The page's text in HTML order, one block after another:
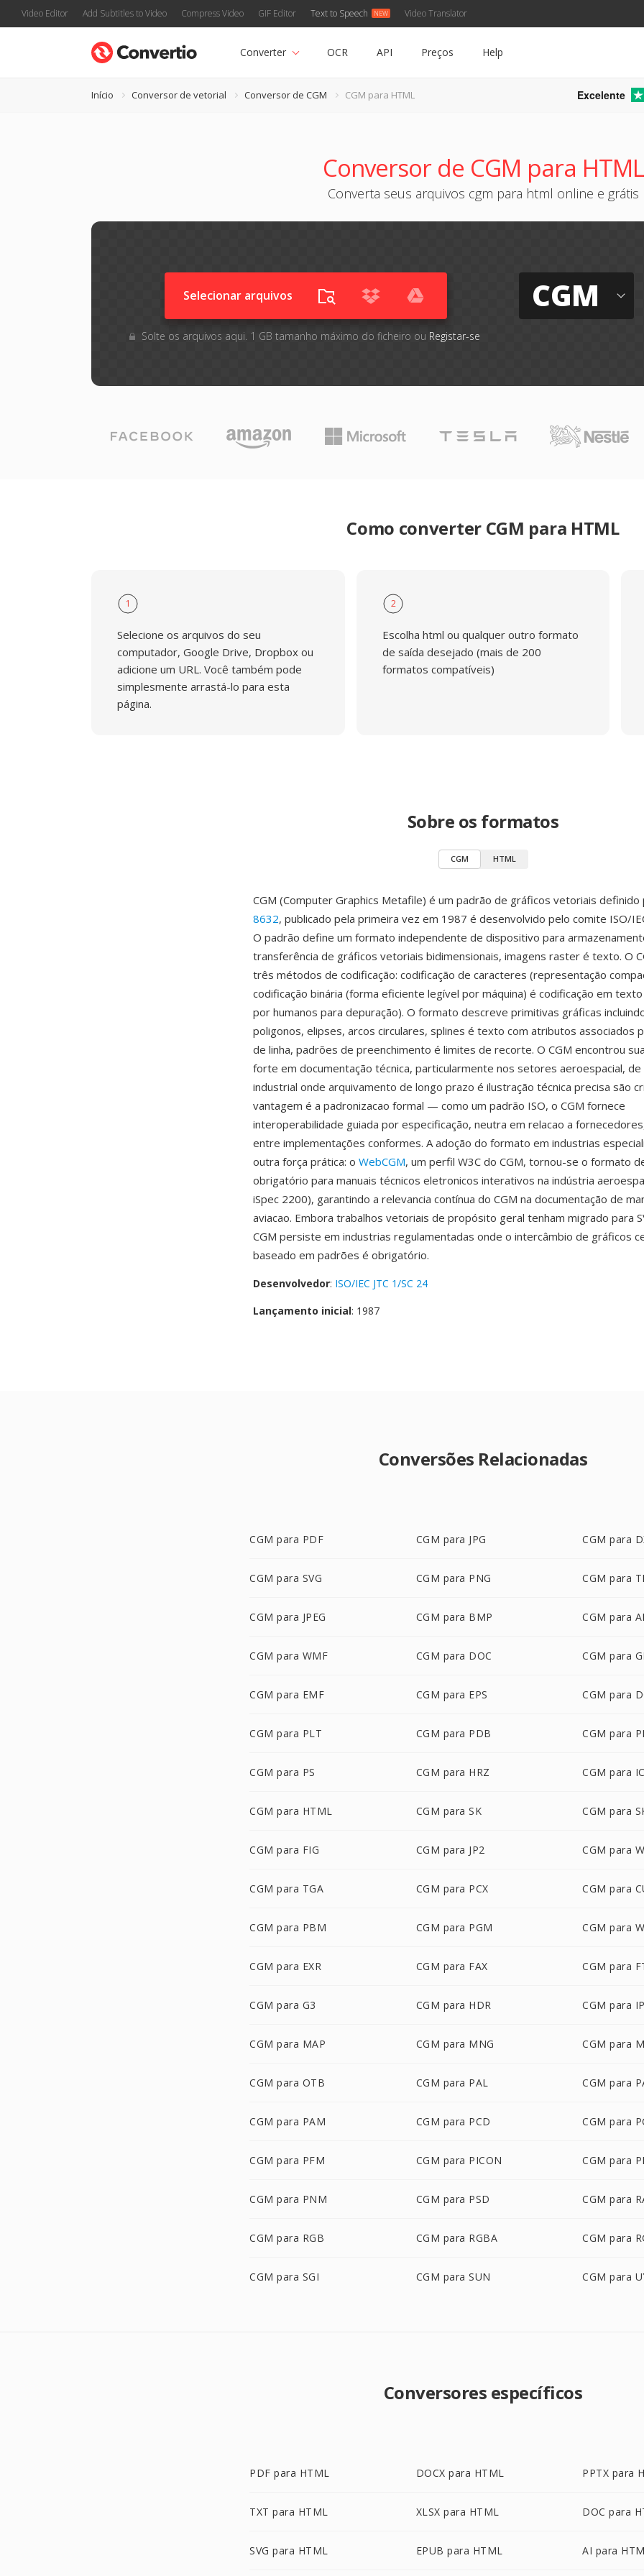
Video Editor Add Subtitles to Video Compress Video GIF Editor Text to Speech Video Translator
Converter OCR API Preços Help
Início Conversor de vetorial Conversor de CGM CGM para HTML Excelente
Conversor de CGM para HTML
Converta seus arquivos cgm para html online e grátis
Selecionar arquivos
Solte os arquivos aqui. 1 GB tamanho máximo do ficheiro ou Registar-se
CGM
Como converter CGM para HTML
1
Selecione os arquivos do seu
computador, Google Drive, Dropbox ou
adicione um URL. Você também pode
simplesmente arrastá-lo para esta
página.
2
Escolha html ou qualquer outro formato
de saída desejado (mais de 200
formatos compatíveis)
Sobre os formatos
CGM HTML
CGM (Computer Graphics Metafile) é um padrão de gráficos vetoriais definido
8632, publicado pela primeira vez em 1987 é desenvolvido pelo comite ISO/
O padrão define um formato independente de dispositivo para
transferência de gráficos vetoriais bidimensionais, imagens raster é texto. O
três métodos de codificação: codificação de caracteres (representação
codificação binária (forma eficiente legível por máquina) é codificação em
por humanos para depuração). O formato descreve primitivas gráficas
poligonos, elipses, arcos circulares, splines é texto com atributos associados
de linha, padrões de preenchimento é limites de recorte. O CGM encontrou
forte em documentação técnica, particularmente nos setores aeroespacial,
industrial onde arquivamento de longo prazo é ilustração técnica precisa são
vantagem é a padronizacao formal — como um padrão ISO, o CGM fornece
interoperabilidade guiada por especificação, neutra em relacao a
entre implementações conformes. A adoção do formato em industrias
outra força prática: o WebCGM, um perfil W3C do CGM, tornou-se o formato
obrigatório para manuais técnicos eletronicos interativos na indústria
iSpec 2200), garantindo a relevancia contínua do CGM na documentação de
aviacao. Embora trabalhos vetoriais de propósito geral tenham migrado para
CGM persiste em industrias regulamentadas onde o intercâmbio de gráficos
baseado em padrões é obrigatório.
Desenvolvedor: ISO/IEC JTC 1/SC 24
Lançamento inicial: 1987
Conversões Relacionadas
CGM para PDF CGM para JPG CGM para
CGM para SVG CGM para PNG CGM para
CGM para JPEG CGM para BMP CGM para AI
CGM para WMF CGM para DOC CGM para
CGM para EMF CGM para EPS CGM para
CGM para PLT CGM para PDB CGM para
CGM para PS CGM para HRZ CGM para
CGM para HTML CGM para SK CGM para
CGM para FIG CGM para JP2 CGM para
CGM para TGA CGM para PCX CGM para
CGM para PBM CGM para PGM CGM para
CGM para EXR CGM para FAX CGM para
CGM para G3 CGM para HDR CGM para
CGM para MAP CGM para MNG CGM para
CGM para OTB CGM para PAL CGM para
CGM para PAM CGM para PCD CGM para
CGM para PFM CGM para PICON CGM para
CGM para PNM CGM para PSD CGM para
CGM para RGB CGM para RGBA CGM para
CGM para SGI CGM para SUN CGM para
Conversores específicos
PDF para HTML DOCX para HTML PPTX para
TXT para HTML XLSX para HTML DOC para
SVG para HTML EPUB para HTML AI para